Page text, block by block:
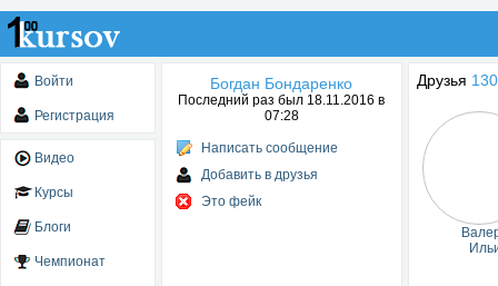
Войти
Регистрация
Видео
Курсы
Блоги
Чемпионат
Богдан Бондаренко
Последний раз был 18.11.2016 в
07:28
Написать сообщение
Добавить в друзья
Это фейк
Друзья